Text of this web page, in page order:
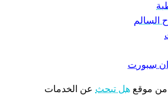
السالم
سبورت
من موقع هل تبحث عن الخدمات